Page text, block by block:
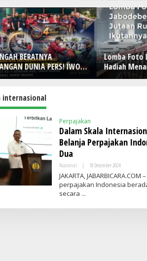
BERATNYA
DUNIA PERS! IWO
Kota Bekasi Rayakan
dan Aksi Sosial Sarat
Lomba Foto
Hadiah
internasional
Perpajakan
Dalam Skala
Belanja Perpajakan
Dua
Nasional | 18 Desember 2024O
L
E
H
M
JAKARTA,
perpajakan Indonesia
secara